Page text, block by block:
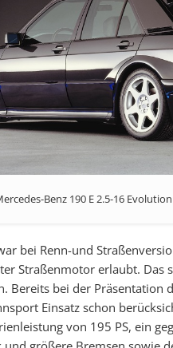
Benz 190 E 2.5-16
bei Renn-und
Straßenmotor erlaubt. Das
Bereits bei der Präsentation
Einsatz schon
von 195 PS, ein